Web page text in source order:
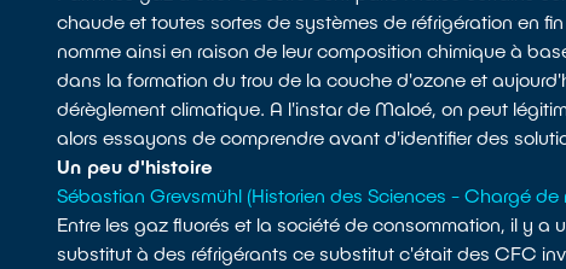
chaude et toutes sortes de systèmes de réfrigération en
nomme ainsi en raison de leur composition chimique à
dans la formation du trou de la couche d'ozone et
dérèglement climatique. A l'instar de Maloé, on peut
alors essayons de comprendre avant d'identifier des
Un peu d'histoire
Sébastian Grevsmühl (Historien des Sciences - Chargé
Entre les gaz fluorés et la société de consommation, il y a
substitut à des réfrigérants ce substitut c'était des CFC